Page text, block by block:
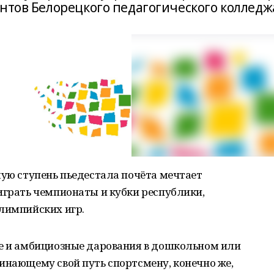
Белорецкого педагогического
ступень пьедестала почёта мечтает
чемпионаты и кубки республики,
игр.
и амбициозные дарования в дошкольном или
свой путь спортсмену, конечно же,